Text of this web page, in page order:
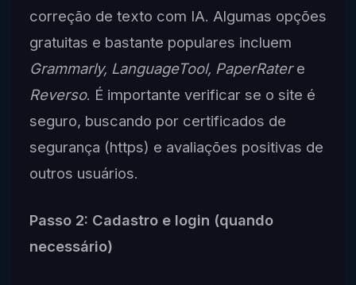
correção de texto com IA. Algumas opções
gratuitas e bastante populares incluem
Grammarly, LanguageTool, PaperRatere
Reverso. É importante verificar se o site é
seguro, buscando por certificados de
segurança (https) e avaliações positivas de
outros usuários.
Passo 2: Cadastro e login (quando
necessário)